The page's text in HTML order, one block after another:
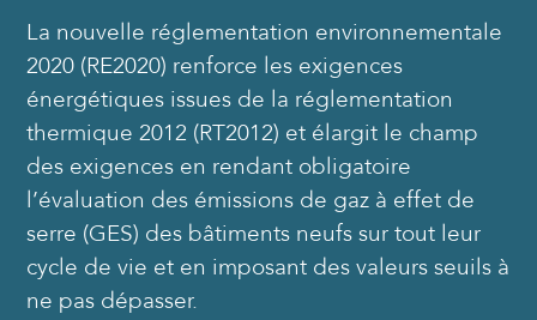
La nouvelle réglementation environnementale
2020 (RE2020) renforce les exigences
énergétiques issues de la réglementation
thermique 2012 (RT2012) et élargit le champ
des exigences en rendant obligatoire
l’évaluation des émissions de gaz à effet de
serre (GES) des bâtiments neufs sur tout leur
cycle de vie et en imposant des valeurs seuils à
ne pas dépasser.